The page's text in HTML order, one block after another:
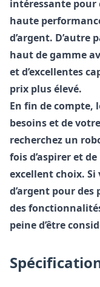
intéressante
haute
d’argent. D’autre
haut de gamme
et d’excellentes
prix plus élevé.
En fin de compte,
besoins et de
recherchez un
fois d’aspirer et
excellent choix. Si
d’argent pour
des
peine d’être